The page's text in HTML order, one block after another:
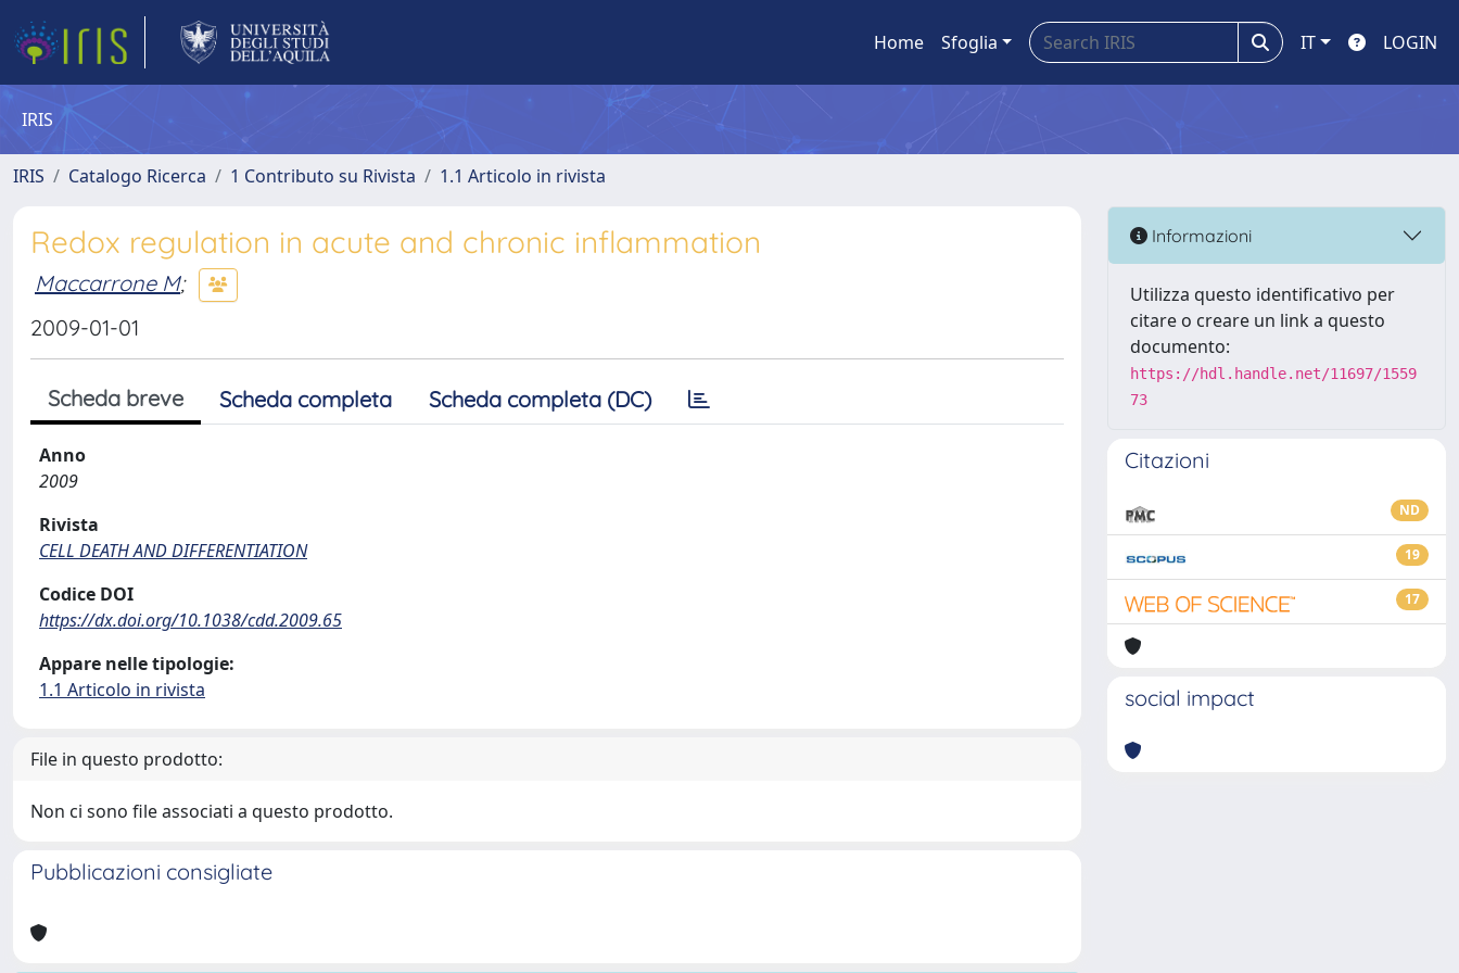
Home Sfoglia IT LOGIN
IRIS
IRIS Catalogo Ricerca 1 Contributo su Rivista 1.1 Articolo in rivista
Redox regulation in acute and chronic inflammation
Maccarrone M;
2009-01-01
Scheda breve Scheda completa Scheda completa (DC)
Anno
2009
Rivista
CELL DEATH AND DIFFERENTIATION
Codice DOI
https://dx.doi.org/10.1038/cdd.2009.65
Appare nelle tipologie:
1.1 Articolo in rivista
File in questo prodotto:
Non ci sono file associati a questo prodotto.
Pubblicazioni consigliate
Informazioni
Utilizza questo identificativo per
citare o creare un link a questo
documento:
https://hdl.handle.net/11697/1559
73
Citazioni
ND
19
17
social impact